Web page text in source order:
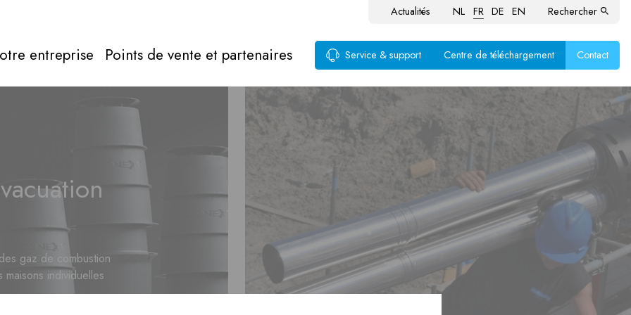
Actualités NL FR DE EN Rechercher
Gaz de combustion
gaz de combustion
entreprise Points de vente et partenaires Service & support Centre de téléchargement Contact
gaz de combustion
individuelles